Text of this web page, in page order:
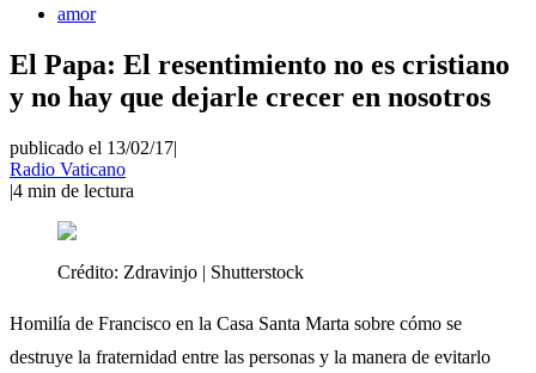
amor
El Papa: El resentimiento no es cristiano
y no hay que dejarle crecer en nosotros
publicado el 13/02/17|
Radio Vaticano
|4 min de lectura
Crédito: Zdravinjo | Shutterstock
Homilía de Francisco en la Casa Santa Marta sobre cómo se
destruye la fraternidad entre las personas y la manera de evitarlo